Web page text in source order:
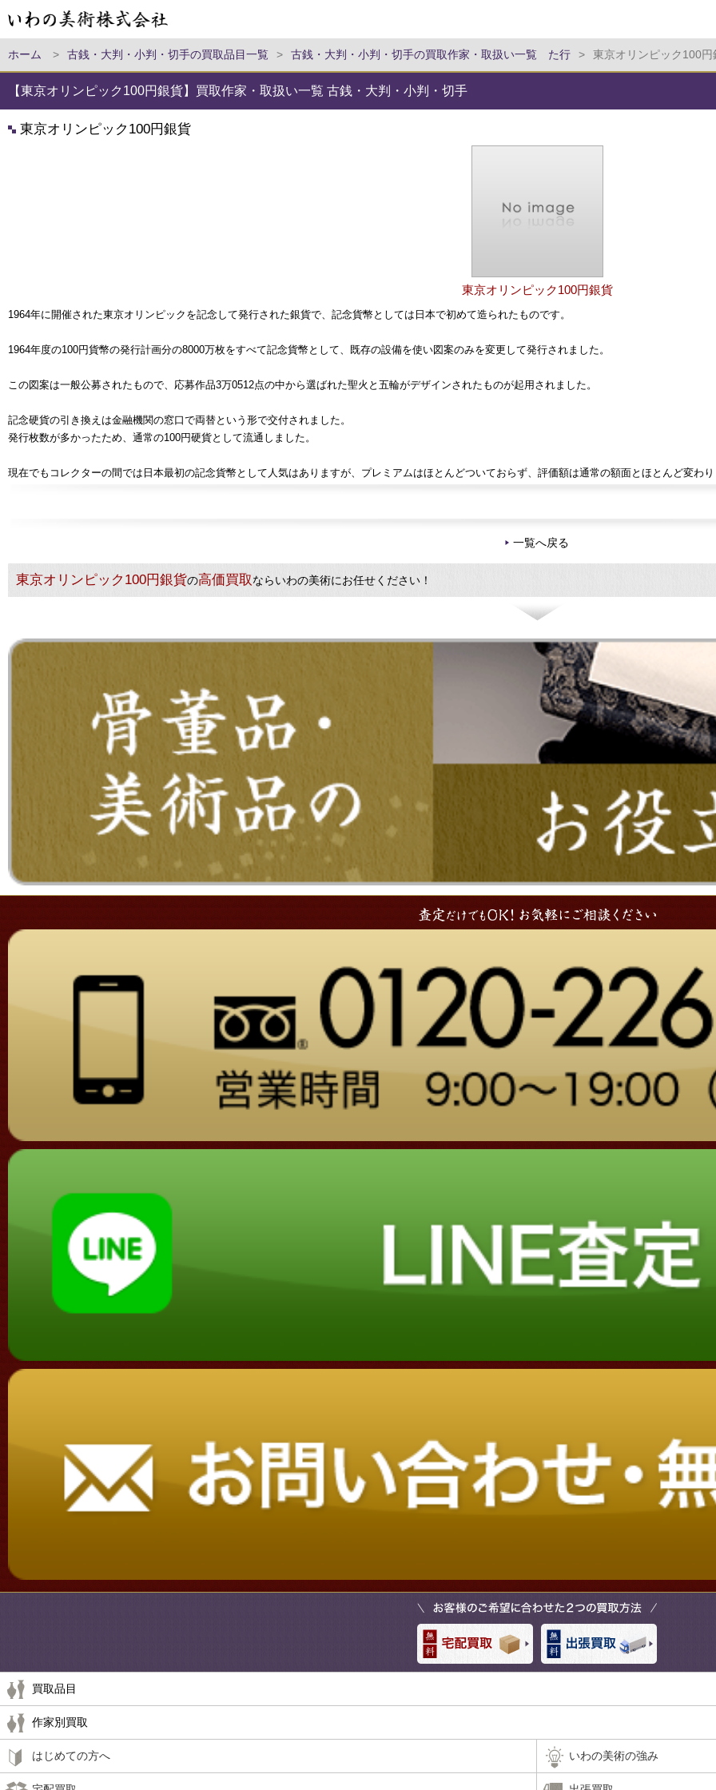
ホーム > 古銭・大判・小判・切手の買取品目一覧 > 古銭・大判・小判・切手の買取作家・取扱い一覧 た行 > 東京オリンピック100円
【東京オリンピック100円銀貨】買取作家・取扱い一覧 古銭・大判・小判・切手
東京オリンピック100円銀貨
東京オリンピック100円銀貨
1964年に開催された東京オリンピックを記念して発行された銀貨で、記念貨幣としては日本で初めて造られたものです。
1964年度の100円貨幣の発行計画分の8000万枚をすべて記念貨幣として、既存の設備を使い図案のみを変更して発行されました。
この図案は一般公募されたもので、応募作品3万0512点の中から選ばれた聖火と五輪がデザインされたものが起用されました。
記念硬貨の引き換えは金融機関の窓口で両替という形で交付されました。
発行枚数が多かったため、通常の100円硬貨として流通しました。
現在でもコレクターの間では日本最初の記念貨幣として人気はありますが、プレミアムはほとんどついておらず、評価額は通常の額面とほとんど変わ
一覧へ戻る
東京オリンピック100円銀貨の高価買取ならいわの美術にお任せください！
買取品目
作家別買取
はじめての方へ いわの美術の強み